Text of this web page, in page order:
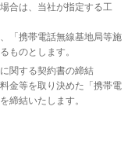
合は、当社が指定する工
「携帯電話無線基地局等施
ものとします。
関する契約書の締結
金等を取り決めた「携帯電
締結いたします。